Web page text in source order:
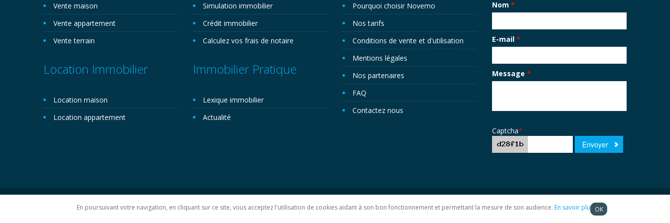
Vente maison
Vente appartement
Vente terrain
Location Immobilier
Location maison
Location appartement
Simulation immobilier
Crédit immobilier
Calculez vos frais de notaire
Immobilier Pratique
Lexique immobilier
Actualité
Pourquoi choisir Novemo
Nos tarifs
Conditions de vente et d'utilisation
Mentions légales
Nos partenaires
FAQ
Contactez nous
Nom *
E-mail *
Message *
Captcha*
Copyright 2026©. Novemo.com. Tous droits réservés. Plan du site
En poursuivant votre navigation, en cliquant sur ce site, vous acceptez l'utilisation de cookies aidant à son bon fonctionnement et permettant la mesure de son audience. En savoir plus OK